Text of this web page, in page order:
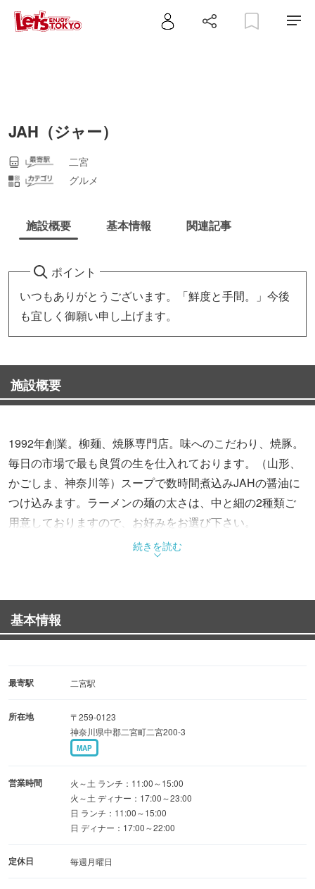
JAH（ジャー）
二宮
グルメ
施設概要 基本情報 関連記事
ポイント
いつもありがとうございます。「鮮度と手間。」今後
も宜しく御願い申し上げます。
施設概要
1992年創業。柳麺、焼豚専門店。味へのこだわり、焼豚。
毎日の市場で最も良質の生を仕入れております。（山形、
かごしま、神奈川等）スープで数時間煮込みJAHの醤油に
つけ込みます。ラーメンの麺の太さは、中と細の2種類ご
用意しておりますので、お好みをお選び下さい。
続きを読む
基本情報
最寄駅 二宮駅
所在地
〒259-0123
神奈川県中郡二宮町二宮200-3
MAP
営業時間
火～土 ランチ：11:00～15:00
火～土 ディナー：17:00～23:00
日 ランチ：11:00～15:00
日 ディナー：17:00～22:00
定休日 毎週月曜日